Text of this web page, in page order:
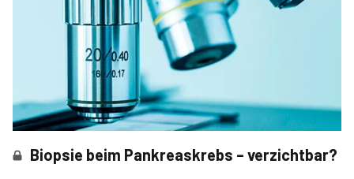
Biopsie beim Pankreaskrebs – verzichtbar?